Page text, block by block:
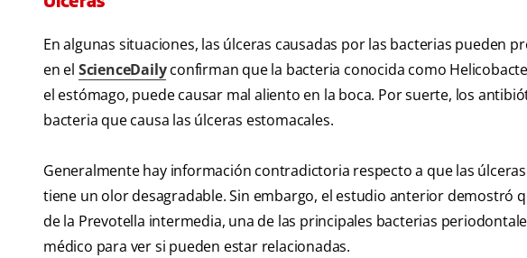
En algunas situaciones, las úlceras causadas por las bacterias pueden
en el ScienceDailyconfirman que la bacteria conocida como
el estómago, puede causar mal aliento en la boca. Por suerte, los
bacteria que causa las úlceras estomacales.
Generalmente hay información contradictoria respecto a que las
tiene un olor desagradable. Sin embargo, el estudio anterior demostró
de la Prevotella intermedia, una de las principales bacterias
médico para ver si pueden estar relacionadas.